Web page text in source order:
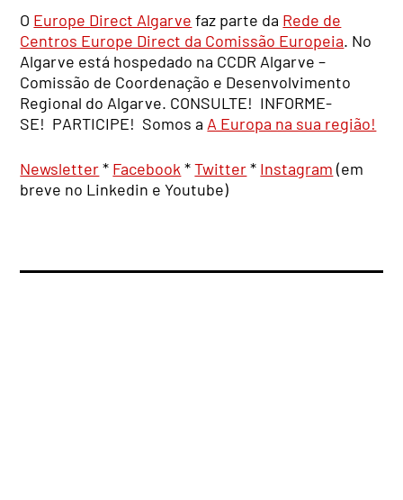
O Europe Direct Algarve faz parte da Rede de
Centros Europe Direct da Comissão Europeia. No
Algarve está hospedado na CCDR Algarve –
Comissão de Coordenação e Desenvolvimento
Regional do Algarve. CONSULTE! INFORME-
SE! PARTICIPE! Somos a A Europa na sua região!
Newsletter* Facebook *Twitter* Instagram (em
breve no Linkedin e Youtube)